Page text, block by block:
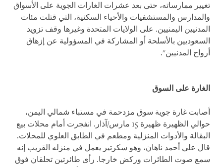
تغيير ممارساته، حتى بعد عشرات الغارات الجوية على الأسواق
والمدارس والمستشفيات والأحياء السكنية، التي قتلت مئات
المدنيين اليمنيين. على الولايات المتحدة وغيرها وقف تزويد
السعوديين بالأسلحة أو المشاركة في المسؤولية عن إزهاق
أرواح المدنيين."
الغارة على السوق
أصابت غارة جوية سوق مزدحمة في مستباء شمالي اليمن،
حوالي الظهيرة ظهيرة 15 مارس/آذار. انفجرت أمام محلات بيع
البقالة والأدوات المنزلية ومطعم في الطابق العلوي للمحلات.
قال علي أحمد ناهان، وهو سكرتير يعمل في منزله القريب إنه
سمع صوت الطائرات وركض خارجا. رأى طائرتين تحلقان فوق